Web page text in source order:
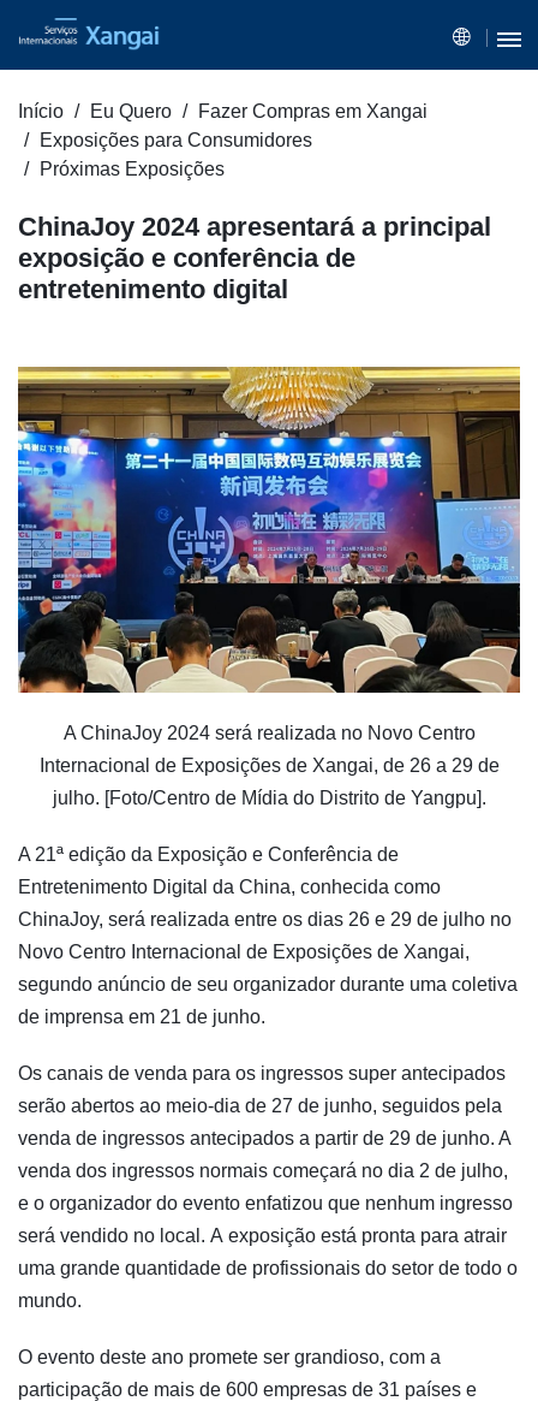
Início Eu Quero
Fazer Compras em Xangai
Exposições para Consumidores
Próximas Exposições
ChinaJoy 2024 apresentará a principal
exposição e conferência de
entretenimento digital
A ChinaJoy 2024 será realizada no Novo Centro
Internacional de Exposições de Xangai, de 26 a 29 de
julho. [Foto/Centro de Mídia do Distrito de Yangpu].
A 21ª edição da Exposição e Conferência de
Entretenimento Digital da China, conhecida como
ChinaJoy, será realizada entre os dias 26 e 29 de julho no
Novo Centro Internacional de Exposições de Xangai,
segundo anúncio de seu organizador durante uma coletiva
de imprensa em 21 de junho.
Os canais de venda para os ingressos super antecipados
serão abertos ao meio-dia de 27 de junho, seguidos pela
venda de ingressos antecipados a partir de 29 de junho. A
venda dos ingressos normais começará no dia 2 de julho,
e o organizador do evento enfatizou que nenhum ingresso
será vendido no local. A exposição está pronta para atrair
uma grande quantidade de profissionais do setor de todo o
mundo.
O evento deste ano promete ser grandioso, com a
participação de mais de 600 empresas de 31 países e